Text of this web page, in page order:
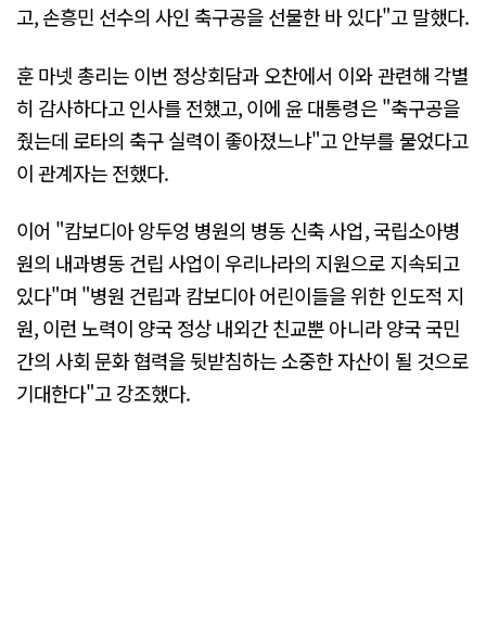
고, 손흥민 선수의 사인 축구공을 선물한 바 있다"고 말했다.
훈 마넷 총리는 이번 정상회담과 오찬에서 이와 관련해 각별
히 감사하다고 인사를 전했고, 이에 윤 대통령은 "축구공을
줬는데 로타의 축구 실력이 좋아졌느냐"고 안부를 물었다고
이 관계자는 전했다.
이어 "캄보디아 앙두엉 병원의 병동 신축 사업, 국립소아병
원의 내과병동 건립 사업이 우리나라의 지원으로 지속되고
있다"며 "병원 건립과 캄보디아 어린이들을 위한 인도적 지
원, 이런 노력이 양국 정상 내외간 친교뿐 아니라 양국 국민
간의 사회 문화 협력을 뒷받침하는 소중한 자산이 될 것으로
기대한다"고 강조했다.